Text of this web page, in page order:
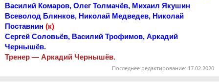
Василий Комаров, Олег Толмачёв, Михаил Якушин
Всеволод Блинков, Николай Медведев, Николай
Поставнин (к)
Сергей Соловьёв, Василий Трофимов, Аркадий
Чернышёв.
Тренер — Аркадий Чернышёв.
Последнее редактирование: 17.02.2020